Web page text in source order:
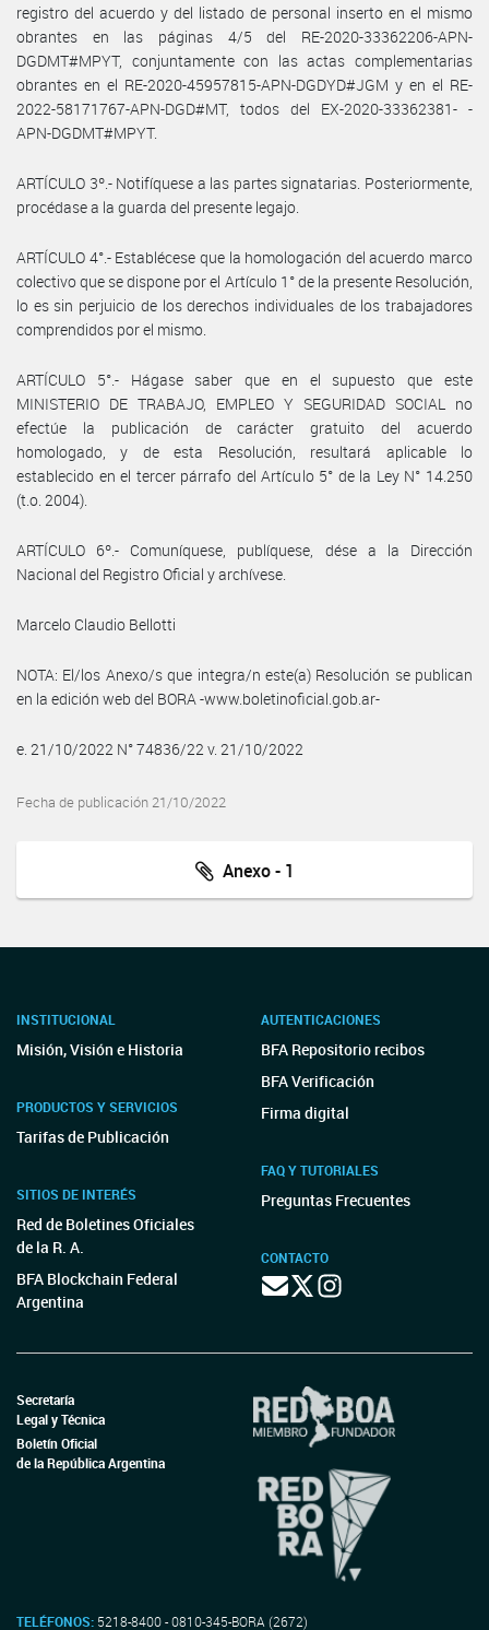
registro del acuerdo y del listado de personal inserto en el mismo
obrantes en las páginas 4/5 del RE-2020-33362206-APN-
DGDMT#MPYT, conjuntamente con las actas complementarias
obrantes en el RE-2020-45957815-APN-DGDYD#JGM y en el RE-
2022-58171767-APN-DGD#MT, todos del EX-2020-33362381- -
APN-DGDMT#MPYT.
ARTÍCULO 3º.- Notifíquese a las partes signatarias. Posteriormente,
procédase a la guarda del presente legajo.
ARTÍCULO 4°.- Establécese que la homologación del acuerdo marco
colectivo que se dispone por el Artículo 1° de la presente Resolución,
lo es sin perjuicio de los derechos individuales de los trabajadores
comprendidos por el mismo.
ARTÍCULO 5°.- Hágase saber que en el supuesto que este
MINISTERIO DE TRABAJO, EMPLEO Y SEGURIDAD SOCIAL no
efectúe la publicación de carácter gratuito del acuerdo
homologado, y de esta Resolución, resultará aplicable lo
establecido en el tercer párrafo del Artículo 5° de la Ley N° 14.250
(t.o. 2004).
ARTÍCULO 6º.- Comuníquese, publíquese, dése a la Dirección
Nacional del Registro Oficial y archívese.
Marcelo Claudio Bellotti
NOTA: El/los Anexo/s que integra/n este(a) Resolución se publican
en la edición web del BORA -www.boletinoficial.gob.ar-
e. 21/10/2022 N° 74836/22 v. 21/10/2022
Fecha de publicación 21/10/2022
Anexo - 1
INSTITUCIONAL
Misión, Visión e Historia
PRODUCTOS Y SERVICIOS
Tarifas de Publicación
SITIOS DE INTERÉS
Red de Boletines Oficiales
de la R. A.
BFA Blockchain Federal
Argentina
AUTENTICACIONES
BFA Repositorio recibos
BFA Verificación
Firma digital
FAQ Y TUTORIALES
Preguntas Frecuentes
CONTACTO
Secretaría
Legal y Técnica
Boletín Oficial
de la República Argentina
TELÉFONOS: 5218-8400 - 0810-345-BORA (2672)